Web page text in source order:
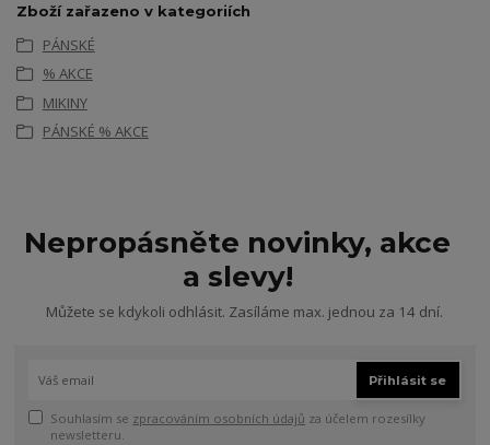
Zboží zařazeno v kategoriích
PÁNSKÉ
% AKCE
MIKINY
PÁNSKÉ % AKCE
Nepropásněte novinky, akce
a slevy!
Můžete se kdykoli odhlásit. Zasíláme max. jednou za 14 dní.
Přihlásit se
Souhlasím se zpracováním osobních údajů za účelem rozesílky
newsletteru.